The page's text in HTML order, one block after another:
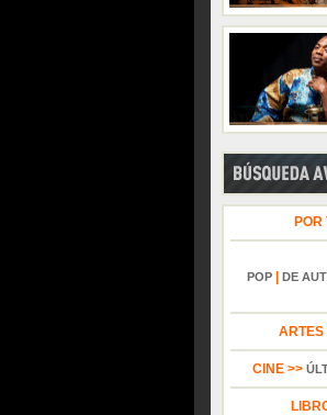
POR
POP| DE
ARTES
CINE >>